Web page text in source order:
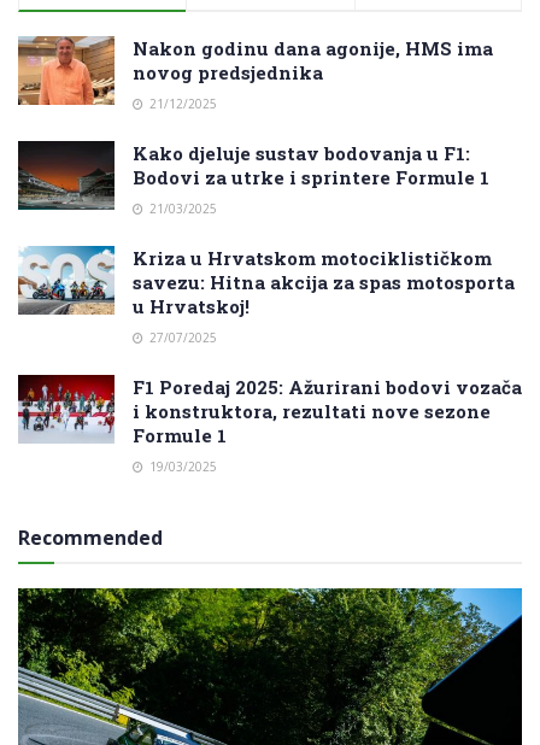
Nakon godinu dana agonije, HMS ima
novog predsjednika
21/12/2025
Kako djeluje sustav bodovanja u F1:
Bodovi za utrke i sprintere Formule 1
21/03/2025
Kriza u Hrvatskom motociklističkom
savezu: Hitna akcija za spas motosporta
u Hrvatskoj!
27/07/2025
F1 Poredaj 2025: Ažurirani bodovi vozača
i konstruktora, rezultati nove sezone
Formule 1
19/03/2025
Recommended